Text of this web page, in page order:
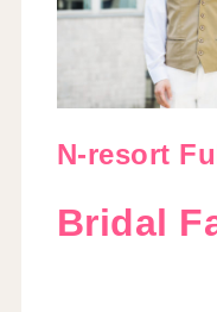
N-resort
Bridal